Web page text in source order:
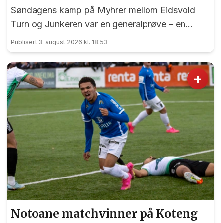
Søndagens kamp på Myhrer mellom Eidsvold
Turn og Junkeren var en generalprøve – en
generalprøve før kommende helgs toppkamp på
Myhrer mellom Turn og Levanger.
Publisert 3. august 2026 kl. 18:53
+
Notoane matchvinner på Koteng